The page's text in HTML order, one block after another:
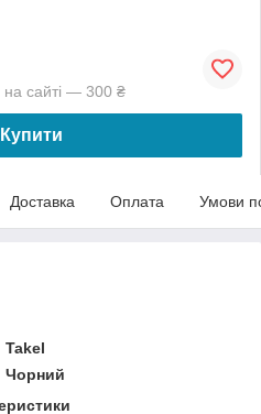
на сайті — 300 ₴
Купити
Доставка Оплата Умови
Takel
Чорний